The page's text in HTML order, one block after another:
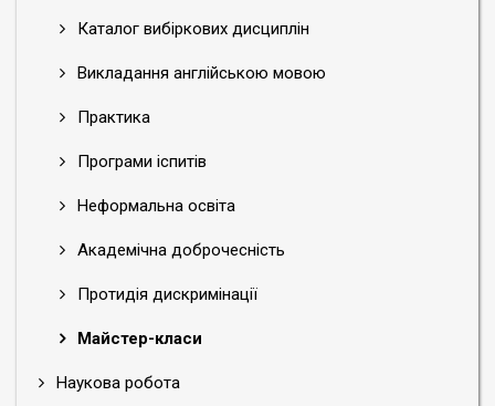
Каталог вибіркових дисциплін
Викладання англійською мовою
Практика
Програми іспитів
Неформальна освіта
Академічна доброчесність
Протидія дискримінації
Майстер-класи
Наукова робота